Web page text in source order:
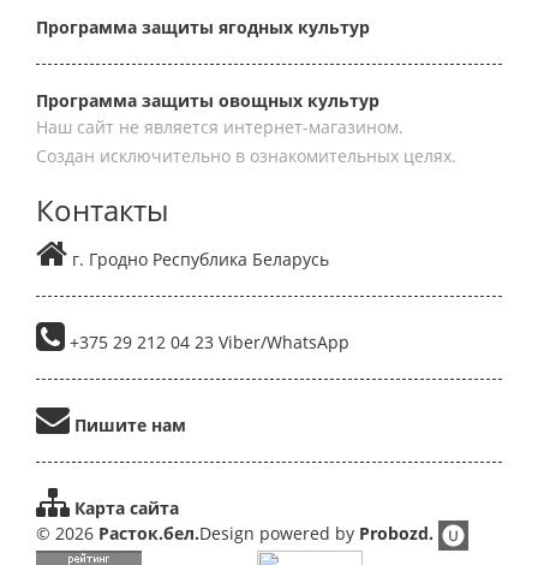
Программа защиты ягодных культур
Программа защиты овощных культур
Наш сайт не является интернет-магазином.
Создан исключительно в ознакомительных целях.
Контакты
г. Гродно Республика Беларусь
+375 29 212 04 23 Viber/WhatsApp
Пишите нам
Карта сайта
© 2026 Расток.бел.Design powered by Probozd.